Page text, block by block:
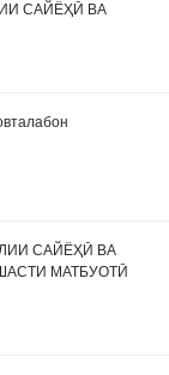
САЙЁҲӢ ВА
САЙЁҲӢ ВА
МАТБУОТӢ